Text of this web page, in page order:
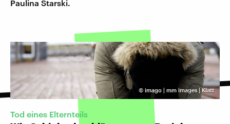
Paulina Starski.
© imago | mm images | Klatt
Tod eines Elternteils